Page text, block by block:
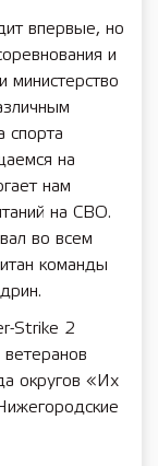
впервые, но
и
министерство
спорта
на
нам
на СВО.
во всем
команды
Strike 2
округов «Их